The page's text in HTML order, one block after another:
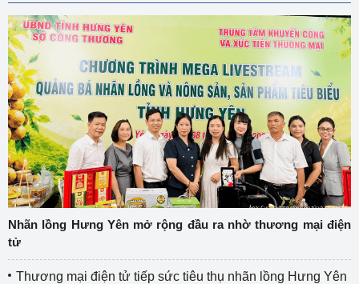
Nhãn lồng Hưng Yên mở rộng đầu ra nhờ thương mại điện
tử
Thương mại điện tử tiếp sức tiêu thụ nhãn lồng Hưng Yên